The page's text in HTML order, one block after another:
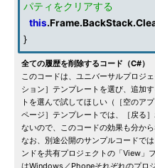
パティをクリアする
this.Frame.BackStack.
}
全ての履歴を削除するコード（C#）
このコードは、ユニバーサルプロジ
ション］テンプレートを選び、追加
トを選んで試してほしい（［空のア
ページ］テンプレートでは、［戻る
ないので、このコードの効果も分から
なお、別途公開のサンプルコードで
ンドを共有プロジェクトの「View」
はWindows／Phoneそれぞれのプロ